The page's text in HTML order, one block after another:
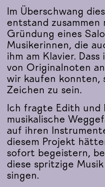
Im Überschwang
entstand
Gründung eines
Musikerinnen, die
ihm am Klavier.
von Originalnoten
wir kaufen konnten,
Zeichen zu sein.
Ich fragte Edith und
musikalische
auf ihren
diesem Projekt
sofort begeistern,
diese spritzige
singen.